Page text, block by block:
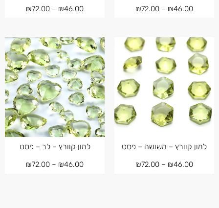
₪46.00
–
₪72.00
₪46.00
–
₪72.00
למון קוורץ – משושה – פסט
₪46.00
–
₪72.00
למון קוורץ – לב – פסט
₪46.00
–
₪72.00